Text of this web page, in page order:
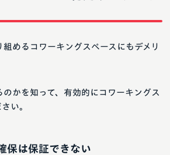
めるコワーキングスペースにもデメリ
のかを知って、有効的にコワーキングス
い。
保は保証できない